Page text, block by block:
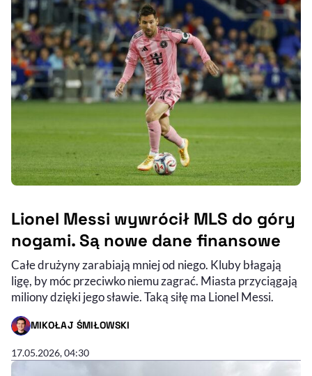
Lionel Messi wywrócił MLS do góry
nogami. Są nowe dane finansowe
Całe drużyny zarabiają mniej od niego. Kluby błagają
ligę, by móc przeciwko niemu zagrać. Miasta przyciągają
miliony dzięki jego sławie. Taką siłę ma Lionel Messi.
MIKOŁAJ ŚMIŁOWSKI
- AUTOR ARTYKUŁU - PROFIL
17.05.2026, 04:30